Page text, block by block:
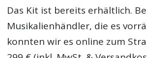
Das Kit ist bereits erhältlich.
Musikalienhändler, die es
konnten wir es online zum